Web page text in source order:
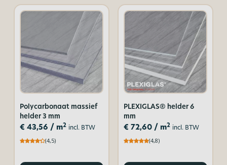
Polycarbonaat massief
helder 3 mm
€ 43,56 / m2 incl. BTW
(4,5)
PLEXIGLAS® helder 6
mm
€ 72,60/ m2 incl. BTW
(4,8)